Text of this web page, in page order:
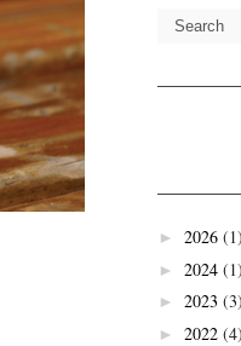
► 2026 (1)
► 2024 (1)
► 2023 (3)
► 2022 (4)